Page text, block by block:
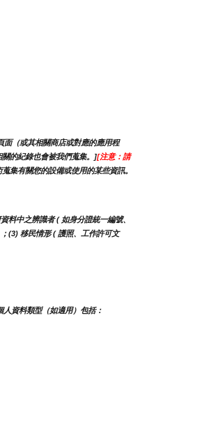
面（或其相關商店或對應的應用程
的紀錄也會被我們蒐集。][注意：請
集有關您的設備或使用的某些資訊。
料中之辨識者 ( 如身分證統一編號、
(3) 移民情形 ( 護照、工作許可文
資料類型（如適用）包括：